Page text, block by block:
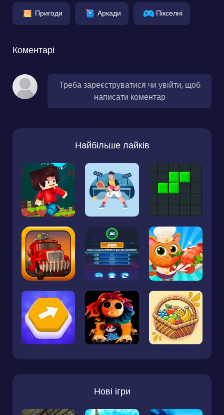
Пригоди Аркади Пікселні
Коментарі
Треба зареєструватися чи увійти, щоб
написати коментар
Найбільше лайків
Нові ігри